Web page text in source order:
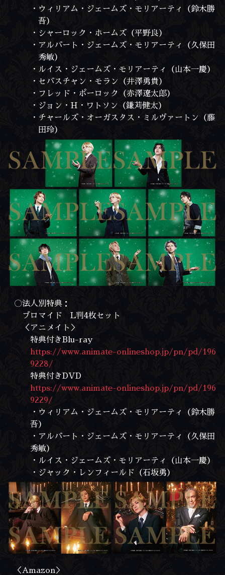
・ウィリアム・ジェームズ・モリアーティ（鈴木勝
吾）
・シャーロック・ホームズ（平野良）
・アルバート・ジェームズ・モリアーティ（久保田
秀敏）
・ルイス・ジェームズ・モリアーティ（山本一慶）
・セバスチャン・モラン（井澤勇貴）
・フレッド・ポーロック（赤澤遼太郎）
・ジョン・H・ワトソン（鎌苅健太）
・チャールズ・オーガスタス・ミルヴァートン（藤
田玲）
〇法人別特典：
ブロマイド L判4枚セット
＜アニメイト＞
特典付きBlu-ray
https://www.animate-onlineshop.jp/pn/pd/196
9228/
特典付きDVD
https://www.animate-onlineshop.jp/pn/pd/196
9229/
・ウィリアム・ジェームズ・モリアーティ（鈴木勝
吾）
・アルバート・ジェームズ・モリアーティ（久保田
秀敏）
・ルイス・ジェームズ・モリアーティ（山本一慶）
・ジャック・レンフィールド（石坂勇）
＜Amazon＞